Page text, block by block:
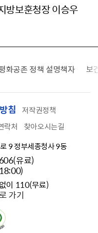
방보훈청장 이승우
화공존 정책 설명책자 보
침
저작권정책
락처
찾아오시는길
9 정부세종청사 9동
유료)
이 110(무료)
가기